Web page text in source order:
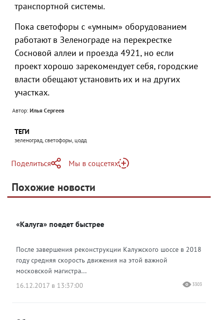
транспортной системы.
Пока светофоры с «умным» оборудованием
работают в Зеленограде на перекрестке
Сосновой аллеи и проезда 4921, но если
проект хорошо зарекомендует себя, городские
власти обещают установить их и на других
участках.
Автор: Илья Сергеев
ТЕГИ
зеленоград, светофоры, цодд
Поделиться
Telegram
Одноклассники
Мы в соцсетях
Яндекс Дзен
Похожие новости
«Калуга» поедет быстрее
После завершения реконструкции Калужского шоссе в 2018
году средняя скорость движения на этой важной
московской магистра...
16.12.2017 в 13:37:00
3303